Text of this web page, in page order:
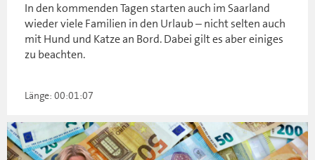
In den kommenden Tagen starten auch im Saarland
wieder viele Familien in den Urlaub – nicht selten auch
mit Hund und Katze an Bord. Dabei gilt es aber einiges
zu beachten.
Länge: 00:01:07